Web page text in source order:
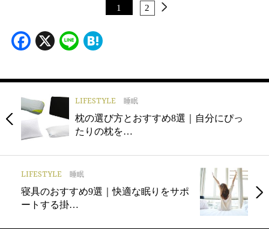
1 2
Facebook
X Line
LIFESTYLE 睡眠
枕の選び方とおすすめ8選｜自分にぴっ
たりの枕を…
LIFESTYLE 睡眠
寝具のおすすめ9選｜快適な眠りをサポ
ートする掛…